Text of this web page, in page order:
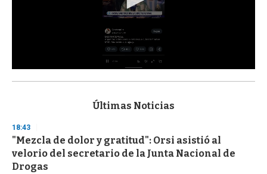
s
d
s
o
f
3
Últimas Noticias
18:43
"Mezcla de dolor y gratitud": Orsi asistió al
velorio del secretario de la Junta Nacional de
Drogas